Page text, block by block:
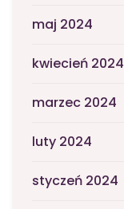
maj 2024
kwiecień 2024
marzec 2024
luty 2024
styczeń 2024